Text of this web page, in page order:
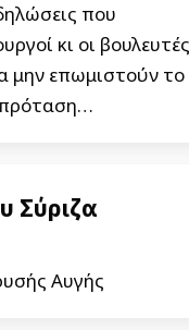
που
κι οι βουλευτές
μην επωμιστούν το
πρόταση…
Σύριζα
Αυγής